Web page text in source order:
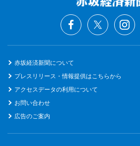
赤坂経済新聞について
プレスリリース・情報提供はこちらから
アクセスデータの利用について
お問い合わせ
広告のご案内